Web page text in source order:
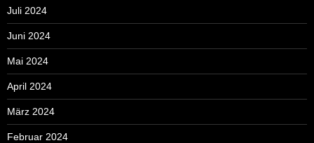
Juli 2024
Juni 2024
Mai 2024
April 2024
März 2024
Februar 2024